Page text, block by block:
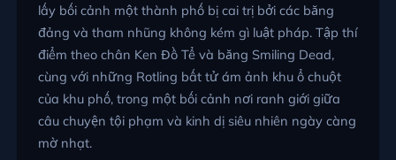
lấy bối cảnh một thành phố bị cai trị bởi các băng
đảng và tham nhũng không kém gì luật pháp. Tập thí
điểm theo chân Ken Đồ Tể và băng Smiling Dead,
cùng với những Rotling bất tử ám ảnh khu ổ chuột
của khu phố, trong một bối cảnh nơi ranh giới giữa
câu chuyện tội phạm và kinh dị siêu nhiên ngày càng
mờ nhạt.